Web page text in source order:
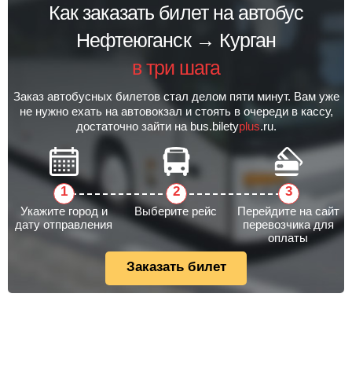
Как заказать билет на автобус
Нефтеюганск → Курган
в три шага
Заказ автобусных билетов стал делом пяти минут. Вам уже
не нужно ехать на автовокзал и стоять в очереди в кассу,
достаточно зайти на bus.biletyplus.ru.
Укажите город и
дату отправления
Выберите рейс
Перейдите на сайт
перевозчика для
оплаты
Заказать билет